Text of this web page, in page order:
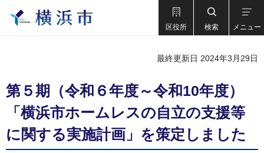
区役所 検索 メニュー
最終更新日 2024年3月29日
第５期（令和６年度～令和10年度）
「横浜市ホームレスの自立の支援等
に関する実施計画」を策定しました